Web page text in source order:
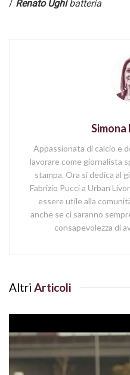
/ Renato Ughibatteria
Appassionata di calcio e
lavorare come giornalista
stampa. Ora si dedica al
Fabrizio Pucci a Urban
essere utile alla
anche se ci saranno
consapevolezza di
Altri Articoli